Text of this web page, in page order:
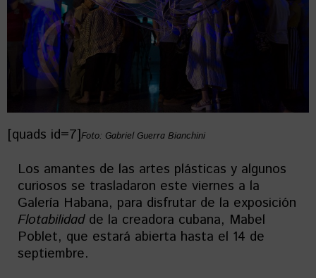
[quads id=7]Foto: Gabriel Guerra Bianchini
Los amantes de las artes plásticas y algunos
curiosos se trasladaron este viernes a la
Galería Habana, para disfrutar de la exposición
Flotabilidadde la creadora cubana, Mabel
Poblet, que estará abierta hasta el 14 de
septiembre.